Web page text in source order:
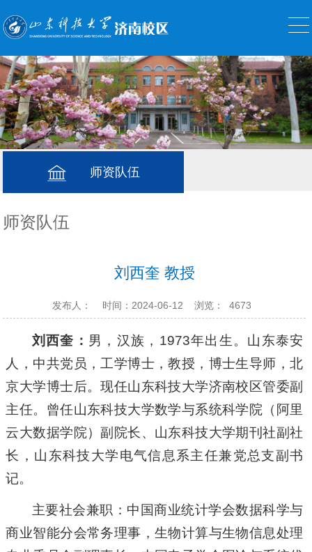
师资队伍
师资队伍
刘西奎 教授
发布人： 时间：2024-06-12 浏览： 4673
刘西奎： 男，汉族，1973年出生。山东泰安
人，中共党员，工学博士，教授，博士生导师，北
京大学博士后。现任山东科技大学济南校区管委副
主任。曾任山东科技大学数学与系统科学院（阿里
云大数据学院）副院长、山东科技大学期刊社副社
长，山东科技大学电气信息系主任兼党总支副书
记。
主要社会兼职：中国商业统计学会数据科学与
商业智能分会常务理事，生物计算与生物信息处理